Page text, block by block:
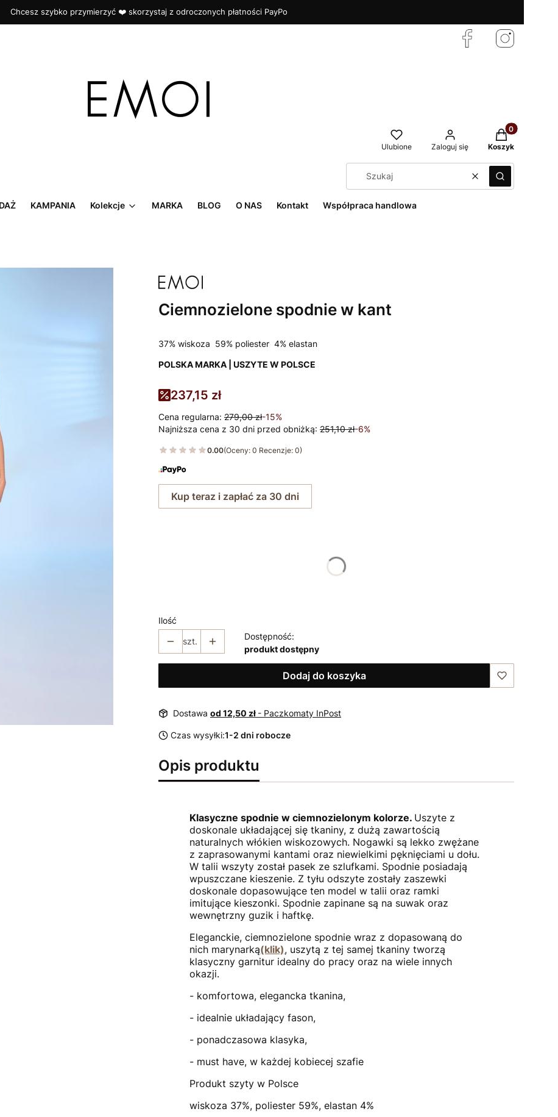
Chcesz szybko przymierzyć ❤️ skorzystaj z odroczonych płatności PayPo
Ulubione Zaloguj się
Produkty w
Koszyk
WyczyśćSzukaj
KAMPANIA Kolekcje MARKA BLOG O NAS Kontakt Współpraca handlowa
Ciemnozielone spodnie w kant
37% wiskoza 59% poliester 4% elastan
POLSKA MARKA | USZYTE W POLSCE
237,15 zł
Cena regularna: 279,00 zł-15%
Najniższa cena z 30 dni przed obniżką: 251,10 zł-6%
0.00(Oceny: 0 Recenzje: 0)
Kup teraz i zapłać za 30 dni
Ilość
szt.
Dostępność:
produkt dostępny
Dodaj do koszyka
Dostawa od 12,50 zł - Paczkomaty InPost
Czas wysyłki:1-2 dni robocze
Opis produktu
Klasyczne spodnie w ciemnozielonym kolorze. Uszyte z
doskonale układającej się tkaniny, z dużą zawartością
naturalnych włókien wiskozowych. Nogawki są lekko zwężane
z zaprasowanymi kantami oraz niewielkimi pęknięciami u dołu.
W talii wszyty został pasek ze szlufkami. Spodnie posiadają
wpuszczane kieszenie. Z tyłu odszyte zostały zaszewki
doskonale dopasowujące ten model w talii oraz ramki
imitujące kieszonki. Spodnie zapinane są na suwak oraz
wewnętrzny guzik i haftkę.
Eleganckie, ciemnozielone spodnie wraz z dopasowaną do
nich marynarką(klik), uszytą z tej samej tkaniny tworzą
klasyczny garnitur idealny do pracy oraz na wiele innych
okazji.
- komfortowa, elegancka tkanina,
- idealnie układający fason,
- ponadczasowa klasyka,
- must have, w każdej kobiecej szafie
Produkt szyty w Polsce
wiskoza 37%, poliester 59%, elastan 4%